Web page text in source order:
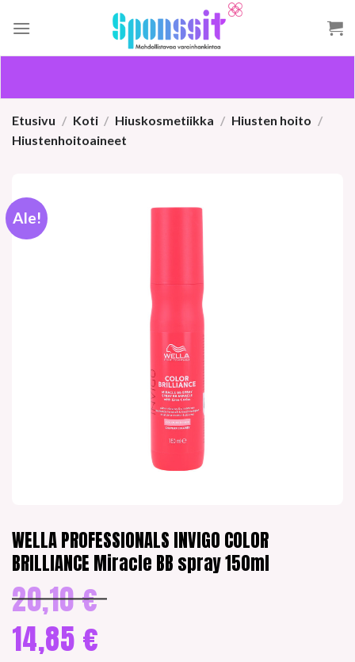
Etusivu / Koti / Hiuskosmetiikka / Hiusten hoito /
Hiustenhoitoaineet
Ale!
WELLA PROFESSIONALS INVIGO COLOR
BRILLIANCE Miracle BB spray 150ml
20,10€ hinta
14,85 €